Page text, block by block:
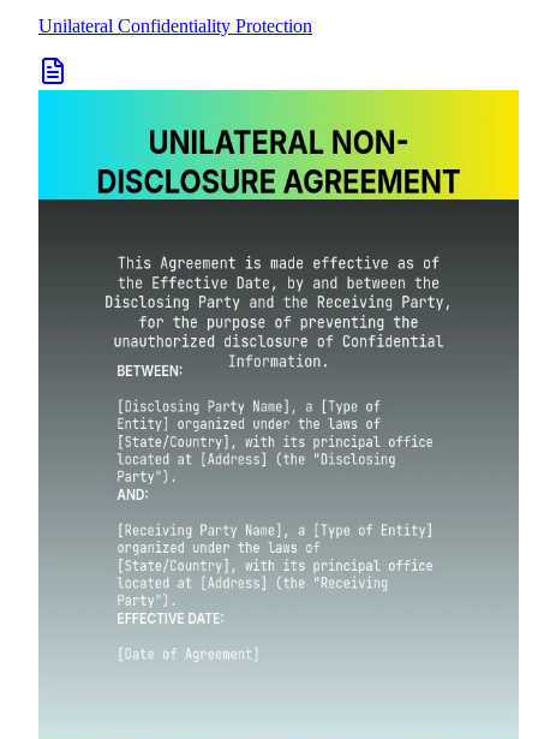
Unilateral Confidentiality Protection